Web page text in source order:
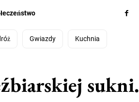
Gwiazdy Kuchnia
sukni.